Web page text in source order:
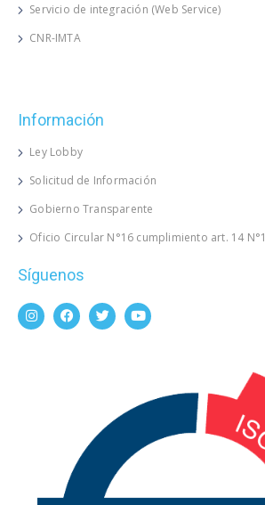
Servicio de integración (Web Service)
CNR-IMTA
Información
Ley Lobby
Solicitud de Información
Gobierno Transparente
Oficio Circular N°16 cumplimiento art. 14 N°1
Síguenos